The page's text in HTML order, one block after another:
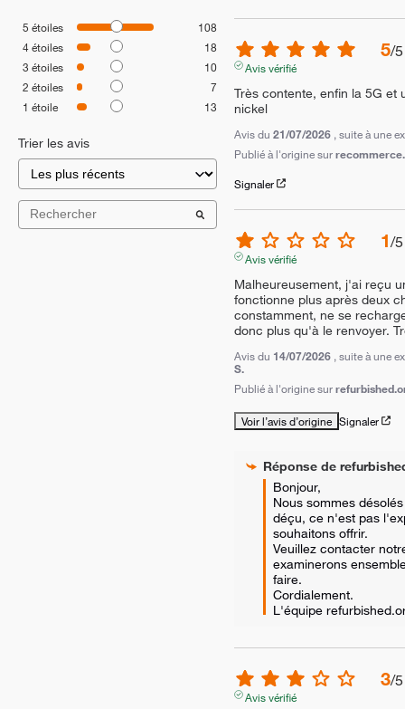
5 étoiles
108
4étoiles
18
3 étoiles
10
2 étoiles
7
1 étoile 13
Trier les avis
5/5
Avis vérifié
Très contente, enfin la 5G et
nickel
Avis du 21/07/2026 , suite à une
Publié à l'origine sur
Signaler
1/5
Avis vérifié
Malheureusement, j'ai reçu
fonctionne plus après deux
constamment, ne se
donc plus qu'à le renvoyer.
Avis du 14/07/2026 , suite à une
S.
Publié à l'origine sur
Voir l’avis d’origine Signaler
Réponse de
Bonjour,
Nous sommes
déçu, ce n'est pas
souhaitons offrir.
Veuillez contacter
examinerons
faire.
Cordialement.
L'équipe
3/5
Avis vérifié